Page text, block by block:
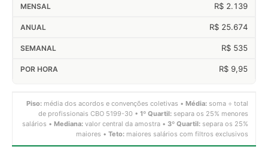
R$ 2.139
R$ 25.674
R$ 535
R$ 9,95
Piso: média dos acordos e convenções coletivas • Média: soma ÷ total
de profissionais CBO 5199-30 • 1º Quartil: separa os 25% menores
salários • Mediana: valor central da amostra • 3º Quartil: separa os 25%
maiores • Teto: maiores salários com filtros exclusivos